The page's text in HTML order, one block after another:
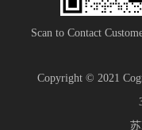
Scan to Contact
Copyright © 2021